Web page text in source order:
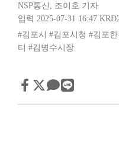
NSP통신 , 조이호 기자
입력 2025-07-31 16:47
#김포시
#김포시청 #김포
티 #김병수시장